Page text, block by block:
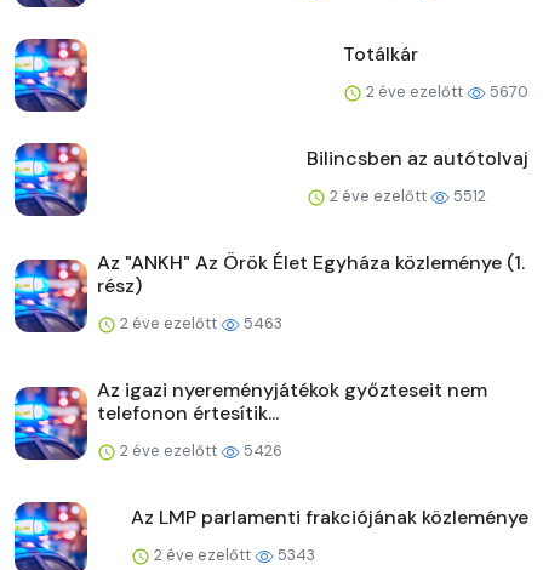
Totálkár
2 éve ezelőtt 5670
Bilincsben az autótolvaj
2 éve ezelőtt 5512
Az "ANKH" Az Örök Élet Egyháza közleménye (1.
rész)
2 éve ezelőtt 5463
Az igazi nyereményjátékok győzteseit nem
telefonon értesítik...
2 éve ezelőtt 5426
Az LMP parlamenti frakciójának közleménye
2 éve ezelőtt 5343